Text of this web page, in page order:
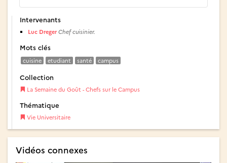
Intervenants
Luc Dreger Chef cuisinier.
Mots clés
cuisine etudiant santé campus
Collection
La Semaine du Goût - Chefs sur le Campus
Thématique
Vie Universitaire
Vidéos connexes